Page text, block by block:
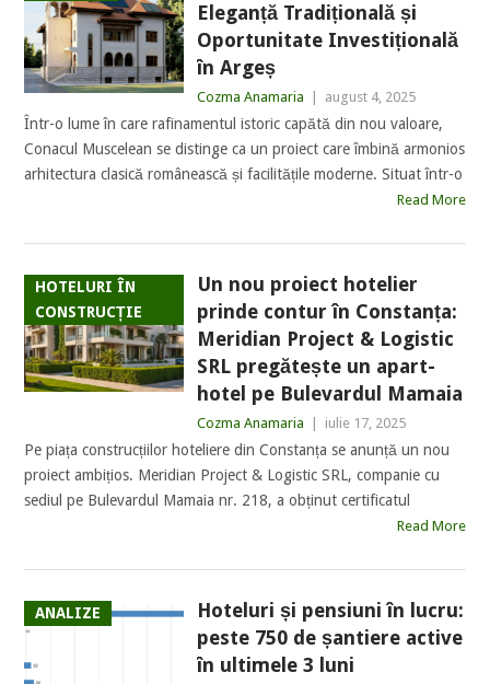
Eleganță Tradițională și
Oportunitate Investițională
în Argeș
Cozma Anamaria august 4, 2025
Într-o lume în care rafinamentul istoric capătă din nou valoare,
Conacul Muscelean se distinge ca un proiect care îmbină armonios
arhitectura clasică românească și facilitățile moderne. Situat într-o
Read More
HOTELURI ÎN
CONSTRUCȚIE
Un nou proiect hotelier
prinde contur în Constanța:
Meridian Project & Logistic
SRL pregătește un apart-
hotel pe Bulevardul Mamaia
Cozma Anamaria iulie 17, 2025
Pe piața construcțiilor hoteliere din Constanța se anunță un nou
proiect ambițios. Meridian Project & Logistic SRL, companie cu
sediul pe Bulevardul Mamaia nr. 218, a obținut certificatul
Read More
ANALIZE
Hoteluri și pensiuni în lucru:
peste 750 de șantiere active
în ultimele 3 luni